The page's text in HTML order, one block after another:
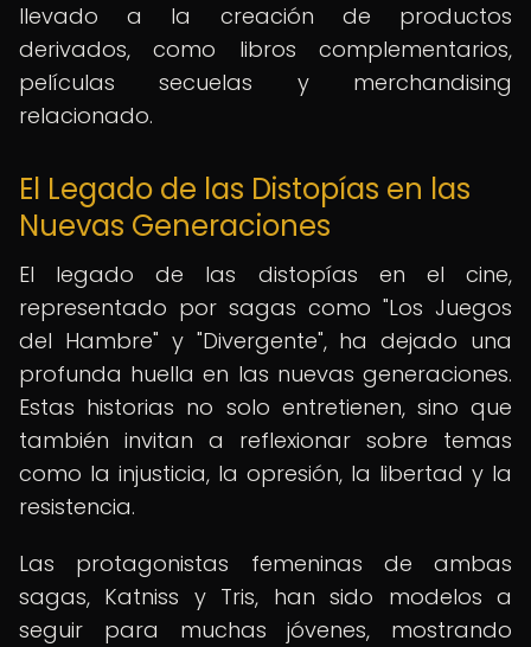
llevado a la creación de productos
derivados, como libros complementarios,
películas secuelas y merchandising
relacionado.
El Legado de las Distopías en las
Nuevas Generaciones
El legado de las distopías en el cine,
representado por sagas como "Los Juegos
del Hambre" y "Divergente", ha dejado una
profunda huella en las nuevas generaciones.
Estas historias no solo entretienen, sino que
también invitan a reflexionar sobre temas
como la injusticia, la opresión, la libertad y la
resistencia.
Las protagonistas femeninas de ambas
sagas, Katniss y Tris, han sido modelos a
seguir para muchas jóvenes, mostrando